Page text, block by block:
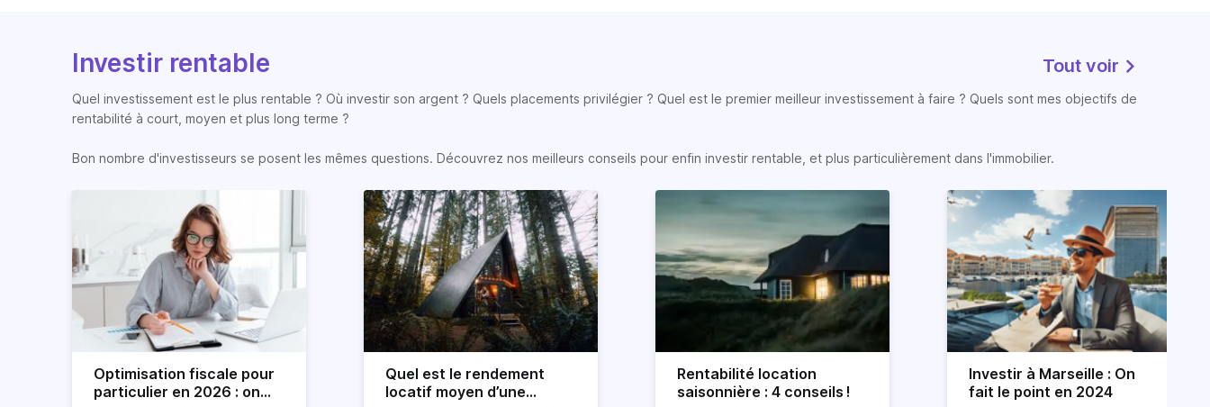
Investir rentable Tout voir
Quel investissement est le plus rentable ? Où investir son argent ? Quels placements privilégier ? Quel est le premier meilleur investissement à faire ? Quels sont mes objectifs de
rentabilité à court, moyen et plus long terme ?
Bon nombre d'investisseurs se posent les mêmes questions. Découvrez nos meilleurs conseils pour enfin investir rentable, et plus particulièrement dans l'immobilier.
Optimisation fiscale pour
particulier en 2026 : on
Quel est le rendement
locatif moyen d’une
Rentabilité location
saisonnière : 4 conseils !
Investir à Marseille : On
fait le point en 2024